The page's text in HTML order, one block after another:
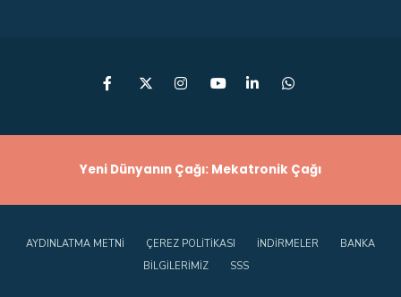
Yeni Dünyanın Çağı: Mekatronik Çağı
AYDINLATMA METNI ÇEREZ POLITIKASI İNDIRMELER
BANKA
BILGILERIMIZ
SSS